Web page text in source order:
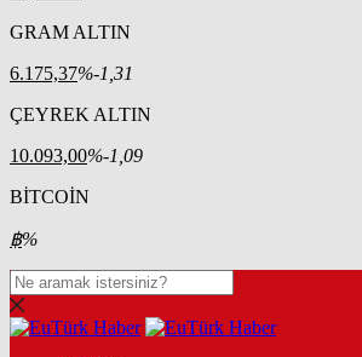
GRAM ALTIN
6.175,37%-1,31
ÇEYREK ALTIN
10.093,00%-1,09
BİTCOİN
฿%